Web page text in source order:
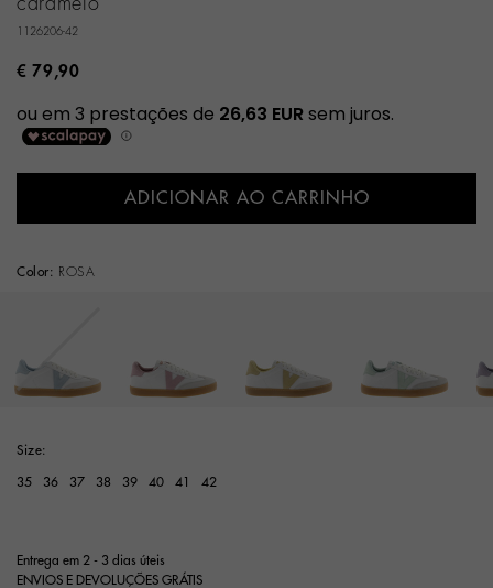
1126206-42
€ 79,90
ADICIONAR AO CARRINHO
Color: ROSA
Size:
35 36 37 38 39 40 41 42
Entrega em 2 - 3 dias úteis
ENVIOS E DEVOLUÇÕES GRÁTIS